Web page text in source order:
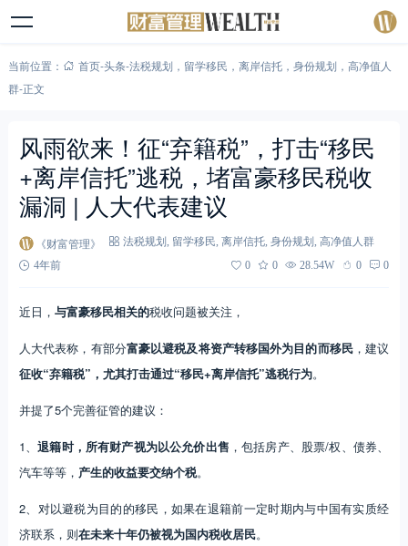
当前位置： 首页-头条-法税规划， 留学移民 ， 离岸信托， 身份规划， 高净值人
群-正文
风雨欲来！征“弃籍税”，打击“移民
+离岸信托”逃税，堵富豪移民税收
漏洞 | 人大代表建议
《财富管理》 法税规划 留学移民 离岸信托, 身份规划 高净值人群
4年前
0 0 28.54W 0 0
近日， 与富豪移民相关的税收问题被关注，
人大代表称，有部分富豪以避税及将资产转移国外为目的而移民，建议
征收“弃籍税”，尤其打击通过“移民+离岸信托”逃税行为。
并提了5个完善征管的建议：
1、退籍时，所有财产视为以公允价出售 ，包括房产、股票/权、债券、
汽车等等， 产生的收益要交纳个税。
2、对以避税为目的的移民，如果在退籍前一定时期内与中国有实质经
济联系，则在未来十年仍被视为国内税收居民。